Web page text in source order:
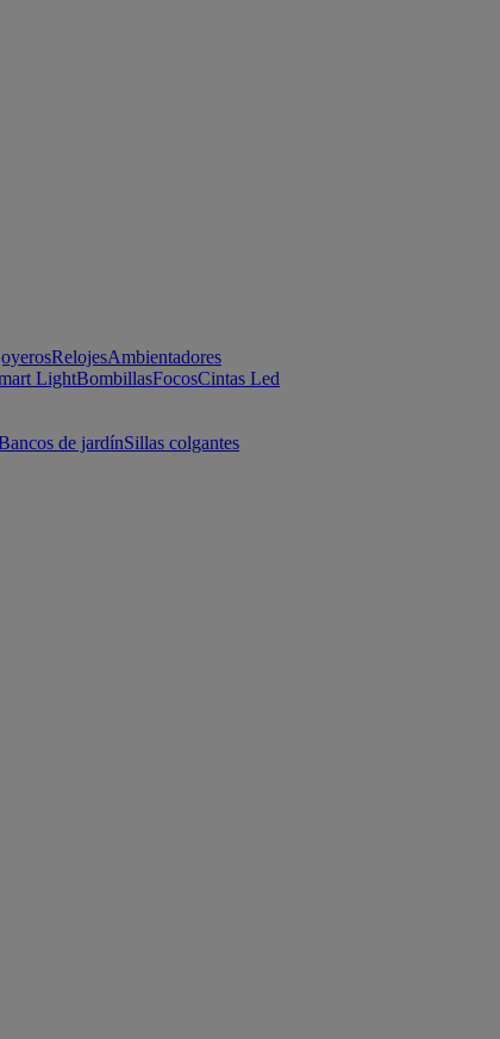
RelojesAmbientadores
LightBombillasFocosCintas Led
de jardínSillas colgantes